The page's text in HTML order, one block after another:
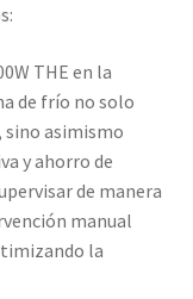
THE en la
de frío no solo
asimismo
y ahorro de
de manera
manual
la